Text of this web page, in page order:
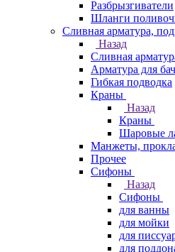
Разбрызгиватели
Шланги
Сливная арматура,
Назад
Сливная
Арматура для
Гибкая подводка
Краны
Назад
Краны
Шаровые
Манжеты,
Прочее
Сифоны
Назад
Сифоны
для ванны
для мойки
для
для